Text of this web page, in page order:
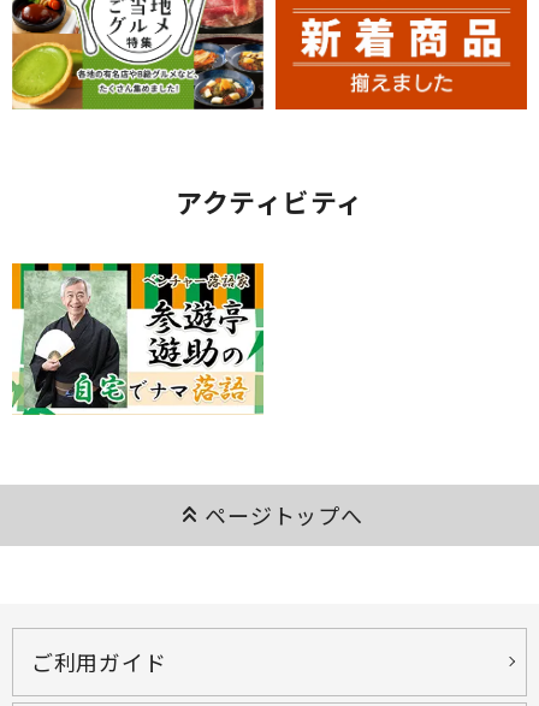
アクティビティ
keyboard_double_arrow_up ページトップへ
ご利用ガイド